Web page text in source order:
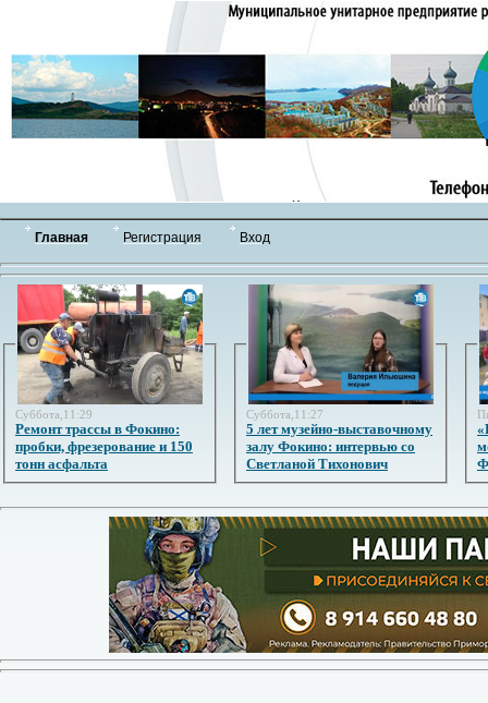
Главная Регистрация Вход
Суббота,11:29
Ремонт трассы в Фокино:
пробки, фрезерование и 150
тонн асфальта
Суббота,11:27
5 лет музейно-выставочному
залу Фокино: интервью со
Светланой Тихонович